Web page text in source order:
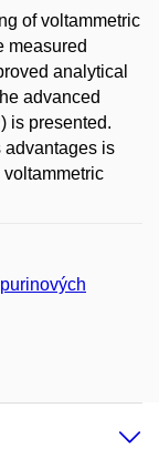
of voltammetric
measured
analytical
advanced
is presented.
advantages is